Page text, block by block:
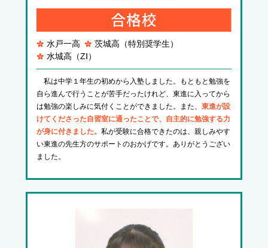
水戸一高
茨城高（特別奨学生）
水城高（ZⅠ）
私は中学１年生の初めから入塾しました。もともと勉強を
自ら進んで行うことが苦手だったけれど、東進に入ってから
は勉強の楽しみに気付くことができました。また、 東進が設
けてくださった自習室に通ったことで、自主的に勉強する力
が身に付きました。 私が受験に合格できたのは、親しみやす
い東進の先生方のサポートのおかげです。ありがとうござい
ました。